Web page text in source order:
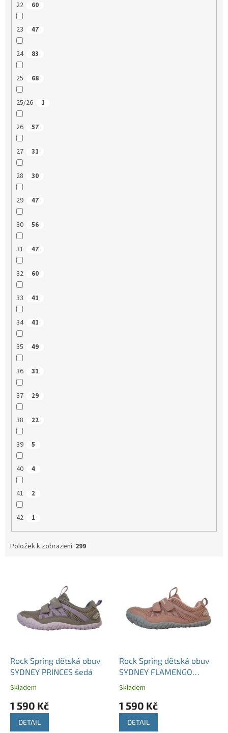
22 60
23 47
24 83
25 68
25/26 1
26 57
27 31
28 30
29 47
30 56
31 47
32 60
33 41
34 41
35 49
36 31
37 29
38 22
39 5
40 4
41 2
42 1
Položek k zobrazení: 299
Rock Spring dětská obuv
SYDNEY PRINCES šedá
Skladem
1 590 Kč
DETAIL
Rock Spring dětská obuv
SYDNEY FLAMENGO
růžová
Skladem
1 590 Kč
DETAIL